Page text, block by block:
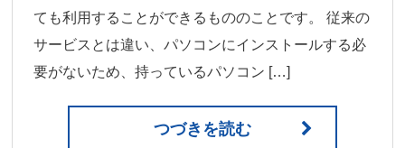
ても利用することができるもののことです。 従来の
サービスとは違い、パソコンにインストールする必
要がないため、持っているパソコン […]
つづきを読む